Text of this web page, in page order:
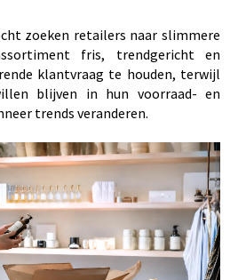
zoeken retailers naar slimmere
fris, trendgericht en
klantvraag te houden, terwijl
blijven in hun voorraad- en
trends veranderen.